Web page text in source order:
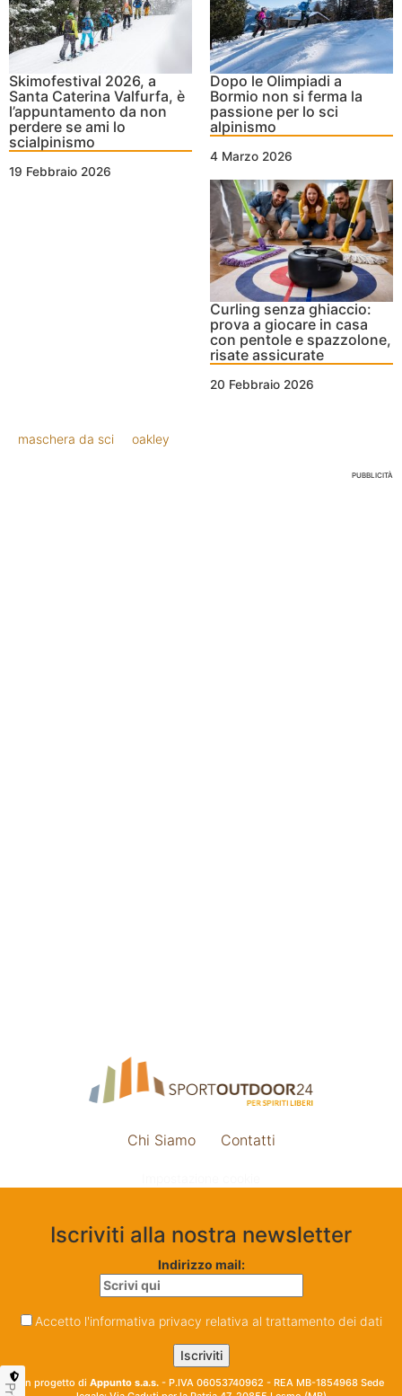
Skimofestival 2026, a
Santa Caterina Valfurfa, è
l’appuntamento da non
perdere se ami lo
scialpinismo
19 Febbraio 2026
Dopo le Olimpiadi a
Bormio non si ferma la
passione per lo sci
alpinismo
4 Marzo 2026
Curling senza ghiaccio:
prova a giocare in casa
con pentole e spazzolone,
risate assicurate
20 Febbraio 2026
maschera da sci oakley
PUBBLICITÀ
Chi Siamo Contatti
Iscriviti alla nostra newsletter
Indirizzo mail:
Accetto l'informativa privacy relativa al trattamento dei dati
Un progetto di Appunto s.a.s. - P.IVA 06053740962 - REA MB-1854968 Sede